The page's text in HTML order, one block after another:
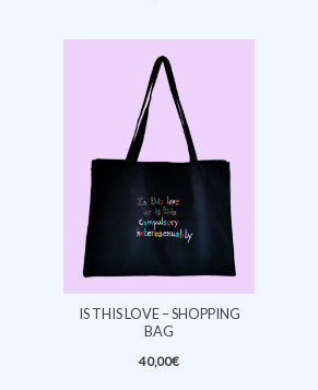
IS THIS LOVE – SHOPPING
BAG
40,00€